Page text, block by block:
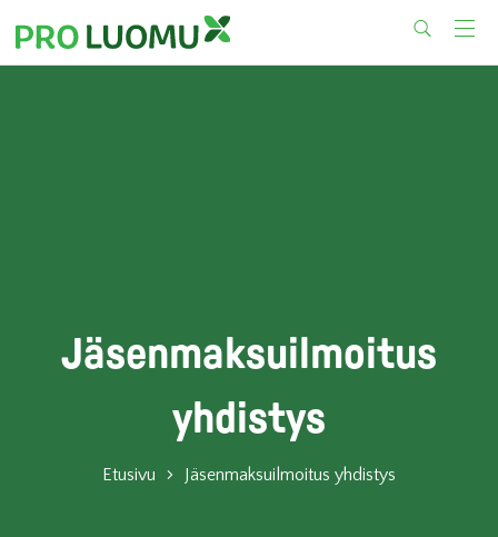
Jäsenmaksuilmoitus
yhdistys
Etusivu Jäsenmaksuilmoitus yhdistys